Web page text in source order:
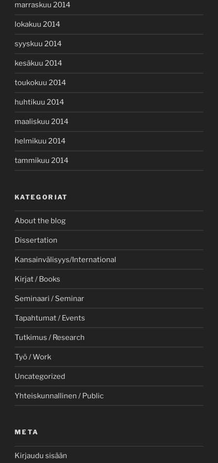
marraskuu 2014
lokakuu 2014
syyskuu 2014
kesäkuu 2014
toukokuu 2014
huhtikuu 2014
maaliskuu 2014
helmikuu 2014
tammikuu 2014
KATEGORIAT
About the blog
Dissertation
Kansainvälisyys/International
Kirjat / Books
Seminaari / Seminar
Tapahtumat / Events
Tutkimus / Research
Työ / Work
Uncategorized
Yhteiskunnallinen / Public
META
Kirjaudu sisään